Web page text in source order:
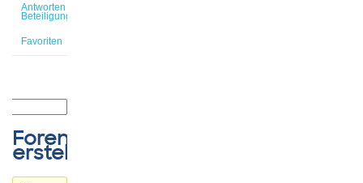
Antworten
Beteiligungen
Favoriten
Forenthemen
erstellt